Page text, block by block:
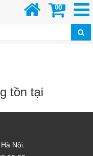
00
tồn tại
Nội.